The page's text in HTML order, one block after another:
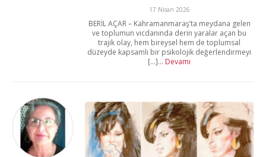
17 Nisan 2026
BERİL AÇAR – Kahramanmaraş’ta meydana gelen
ve toplumun vicdanında derin yaralar açan bu
trajik olay, hem bireysel hem de toplumsal
düzeyde kapsamlı bir psikolojik değerlendirmeyi
[...]... Devamı